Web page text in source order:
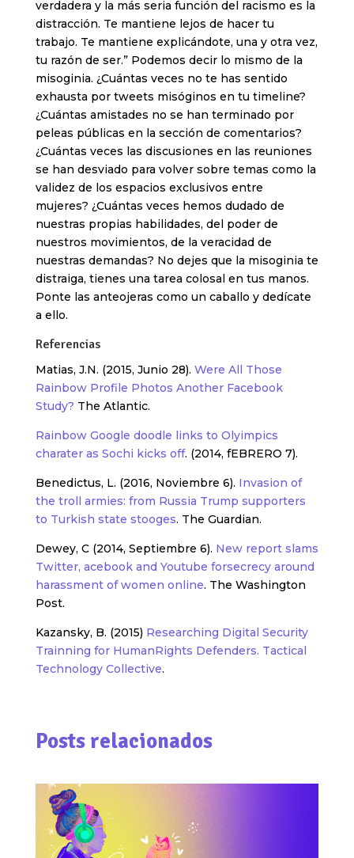
verdadera y la más seria función del racismo es la
distracción. Te mantiene lejos de hacer tu
trabajo. Te mantiene explicándote, una y otra vez,
tu razón de ser.” Podemos decir lo mismo de la
misoginia. ¿Cuántas veces no te has sentido
exhausta por tweets misóginos en tu timeline?
¿Cuántas amistades no se han terminado por
peleas públicas en la sección de comentarios?
¿Cuántas veces las discusiones en las reuniones
se han desviado para volver sobre temas como la
validez de los espacios exclusivos entre
mujeres? ¿Cuántas veces hemos dudado de
nuestras propias habilidades, del poder de
nuestros movimientos, de la veracidad de
nuestras demandas? No dejes que la misoginia te
distraiga, tienes una tarea colosal en tus manos.
Ponte las anteojeras como un caballo y dedícate
a ello.
Referencias
Matias, J.N. (2015, Junio 28). Were All Those
Rainbow Profile Photos Another Facebook
Study? The Atlantic.
Rainbow Google doodle links to Olyimpics
charater as Sochi kicks off. (2014, fEBRERO 7).
Benedictus, L. (2016, Noviembre 6). Invasion of
the troll armies: from Russia Trump supporters
to Turkish state stooges. The Guardian.
Dewey, C (2014, Septiembre 6). New report slams
Twitter, acebook and Youtube forsecrecy around
harassment of women online. The Washington
Post.
Kazansky, B. (2015) Researching Digital Security
Trainning for HumanRights Defenders. Tactical
Technology Collective.
Posts relacionados